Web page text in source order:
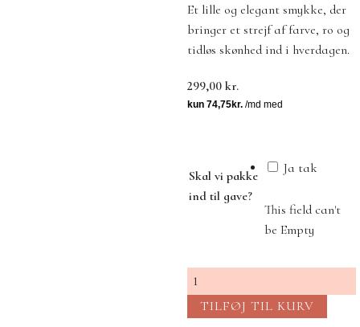
Et lille og elegant smykke, der
bringer et strejf af farve, ro og
tidløs skønhed ind i hverdagen.
299,00 kr.
Skal vi pakke
ind til gave?
Ja tak
This field can't
be Empty
Forgyldte
ørestikker
med
TILFØJ TIL KURV